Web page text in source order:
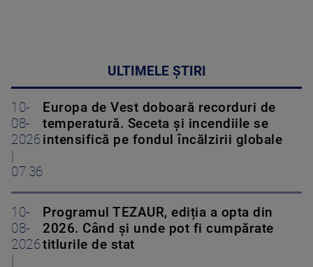
ULTIMELE ȘTIRI
10-
08-
2026
07:36
Europa de Vest doboară recorduri de
temperatură. Seceta și incendiile se
intensifică pe fondul încălzirii globale
10-
08-
2026
Programul TEZAUR, ediția a opta din
2026. Când şi unde pot fi cumpărate
titlurile de stat